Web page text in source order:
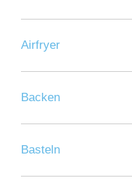
Airfryer
Backen
Basteln